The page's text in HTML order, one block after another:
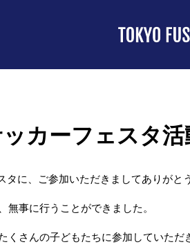
カーフェスタ活
タに、ご参加いただきましてありがと
無事に行うことができました。
くさんの子どもたちに参加していた